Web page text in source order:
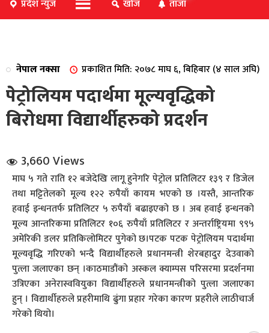
संवाद
प्रदेश न्युज खोज ताजा
नेपाल नक्सा प्रकाशित मिति: २०७८ माघ ६, बिहिबार (४ साल अघि)
पेट्रोलियम पदार्थमा मूल्यवृद्धिको
बिरोधमा विद्यार्थीहरुको प्रदर्शन
3,660 Views
माघ ५ गते राति १२ बजेदेखि लागू हुनेगरि पेट्रोल प्रतिलिटर १३९ र डिजेल
तथा मट्टितेलको मूल्य १२२ रुपैयाँ कायम भएको छ ।यस्तै, आन्तरिक
हवाई इन्धनतर्फ प्रतिलिटर ५ रुपैयाँ बढाइएको छ । अब हवाई इन्धनको
मूल्य आन्तरिकमा प्रतिलिटर १०६ रुपैयाँ प्रतिलिटर र अन्तर्राष्ट्रियमा ९९५
अमेरिकी डलर प्रतिकिलोमिटर पुगेको छ।पटक पटक पेट्रोलियम पदार्थमा
मूल्यवृद्धि गरिएको भन्दै विद्यार्थीहरुले प्रधानमन्त्री शेरबहादुर देउवाको
पुत्ला जलाएका छन् ।काठमाडौंको अस्कल क्याम्पस परिसरमा प्रदर्शनमा
उत्रिएका अनेरास्ववियुका विद्यार्थीहरुले प्रधानमन्त्रीको पुत्ला जलाएका
हुन् । विद्यार्थीहरुले प्रहरीमाथि ढुंगा प्रहार गरेका कारण प्रहरीले लाठीचार्ज
गरेको थियो।